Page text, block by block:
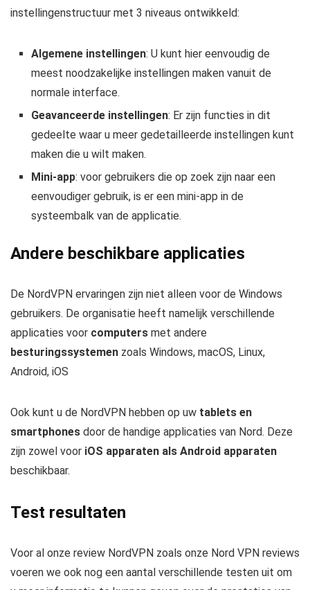
instellingenstructuur met 3 niveaus ontwikkeld:
Algemene instellingen: U kunt hier eenvoudig de
meest noodzakelijke instellingen maken vanuit de
normale interface.
Geavanceerde instellingen: Er zijn functies in dit
gedeelte waar u meer gedetailleerde instellingen kunt
maken die u wilt maken.
Mini-app: voor gebruikers die op zoek zijn naar een
eenvoudiger gebruik, is er een mini-app in de
systeembalk van de applicatie.
Andere beschikbare applicaties
De NordVPN ervaringen zijn niet alleen voor de Windows
gebruikers. De organisatie heeft namelijk verschillende
applicaties voor computers met andere
besturingssystemen zoals Windows, macOS, Linux,
Android, iOS
Ook kunt u de NordVPN hebben op uw tablets en
smartphones door de handige applicaties van Nord. Deze
zijn zowel voor iOS apparaten als Android apparaten
beschikbaar.
Test resultaten
Voor al onze review NordVPN zoals onze Nord VPN reviews
voeren we ook nog een aantal verschillende testen uit om